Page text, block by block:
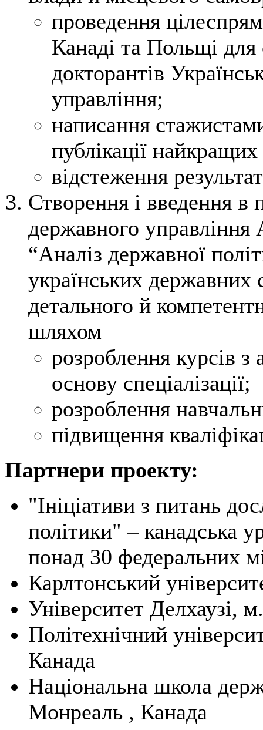
проведення
Канаді та Польщі для
докторантів
управління;
написання
публікації
відстеження
Створення і введення в
державного управління
“Аналіз державної
українських державних
детального й
шляхом
розроблення курсів з
основу спеціалізації;
розроблення
підвищення
Партнери проекту:
"Ініціативи з питань
політики" – канадська
понад 30 федеральних
Карлтонський
Університет Делхаузі,
Політехнічний
Канада
Національна школа
Монреаль , Канада